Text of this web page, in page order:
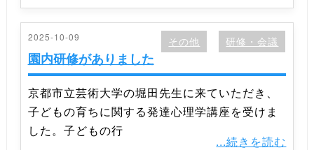
2025-10-09
園内研修がありました
その他 研修・会議
京都市立芸術大学の堀田先生に来ていただき、
子どもの育ちに関する発達心理学講座を受けま
した。子どもの行
...続きを読む